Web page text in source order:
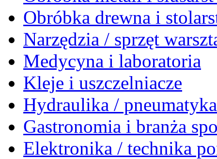
Obróbka drewna i
Narzędzia / sprzęt
Medycyna i laboratoria
Kleje i uszczelniacze
Hydraulika /
Gastronomia i branża
Elektronika / technika